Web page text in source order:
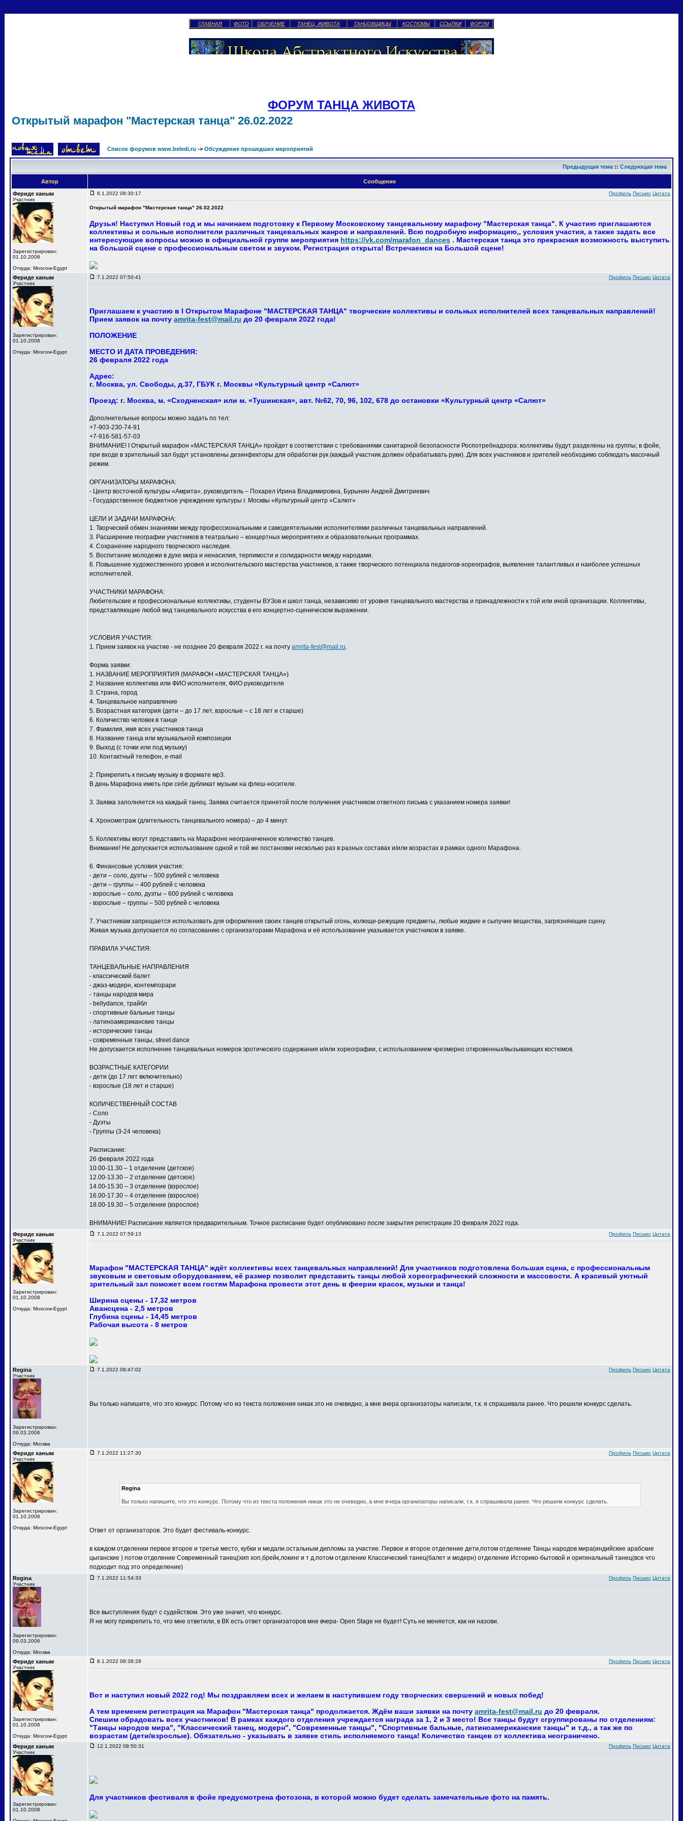
ГЛАВНАЯ ФОТО ОБУЧЕНИЕ ТАНЕЦ ЖИВОТА ТАНЦОВЩИЦЫ КОСТЮМЫ ССЫЛКИ ФОРУМ
ФОРУМ ТАНЦА ЖИВОТА
Открытый марафон "Мастерская танца" 26.02.2022
Список форумов www.beledi.ru -> Обсуждение прошедших мероприятий
Предыдущая тема :: Следующая тема
Автор
Сообщение
Фериде ханым
Участник
Зарегистрирован:
01.10.2008
Откуда: Moscow-Egypt
6.1.2022 08:30:17 Профиль Письмо Цитата
Открытый марафон "Мастерская танца" 26.02.2022
Друзья! Наступил Новый год и мы начинаем подготовку к Первому Московскому танцевальному марафону "Мастерская танца". К участию приглашаются
коллективы и сольные исполнители различных танцевальных жанров и направлений. Всю подробную информацию,, условия участия, а также задать все
интересующие вопросы можно в официальной группе мероприятия https://vk.com/marafon_dances . Мастерская танца это прекрасная возможность выступить
на большой сцене с профессиональным светом и звуком. Регистрация открыта! Встречаемся на Большой сцене!
Фериде ханым
Участник
Зарегистрирован:
01.10.2008
Откуда: Moscow-Egypt
7.1.2022 07:50:41 Профиль Письмо Цитата
Приглашаем к участию в I Открытом Марафоне "МАСТЕРСКАЯ ТАНЦА" творческие коллективы и сольных исполнителей всех танцевальных направлений!
Прием заявок на почту amrita-fest@mail.ru до 20 февраля 2022 года!
ПОЛОЖЕНИЕ
МЕСТО И ДАТА ПРОВЕДЕНИЯ:
26 февраля 2022 года
Адрес:
г. Москва, ул. Свободы, д.37, ГБУК г. Москвы «Культурный центр «Салют»
Проезд: г. Москва, м. «Сходненская» или м. «Тушинская», авт. №62, 70, 96, 102, 678 до остановки «Культурный центр «Салют»
Дополнительные вопросы можно задать по тел:
+7-903-230-74-91
+7-916-581-57-03
ВНИМАНИЕ! I Открытый марафон «МАСТЕРСКАЯ ТАНЦА» пройдет в соответствии с требованиями санитарной безопасности Роспотребнадзора: коллективы будут разделены на группы; в фойе,
при входе в зрительный зал будут установлены дезинфекторы для обработки рук (каждый участник должен обрабатывать руки). Для всех участников и зрителей необходимо соблюдать масочный
режим.
ОРГАНИЗАТОРЫ МАРАФОНА:
- Центр восточной культуры «Амрита», руководитель – Похарел Ирина Владимировна, Бурынин Андрей Дмитриевич
- Государственное бюджетное учреждение культуры г. Москвы «Культурный центр «Салют»
ЦЕЛИ И ЗАДАЧИ МАРАФОНА:
1. Творческий обмен знаниями между профессиональными и самодеятельными исполнителями различных танцевальных направлений.
3. Расширение географии участников в театрально – концертных мероприятиях и образовательных программах.
4. Сохранение народного творческого наследия.
5. Воспитание молодежи в духе мира и ненасилия, терпимости и солидарности между народами.
6. Повышение художественного уровня и исполнительского мастерства участников, а также творческого потенциала педагогов-хореографов, выявление талантливых и наиболее успешных
исполнителей.
УЧАСТНИКИ МАРАФОНА:
Любительские и профессиональные коллективы, студенты ВУЗов и школ танца, независимо от уровня танцевального мастерства и принадлежности к той или иной организации. Коллективы,
представляющие любой вид танцевального искусства в его концертно-сценическом выражении.
УСЛОВИЯ УЧАСТИЯ:
1. Прием заявок на участие - не позднее 20 февраля 2022 г. на почту amrita-fest@mail.ru.
Форма заявки:
1. НАЗВАНИЕ МЕРОПРИЯТИЯ (МАРАФОН «МАСТЕРСКАЯ ТАНЦА»)
2. Название коллектива или ФИО исполнителя, ФИО руководителя
3. Страна, город
4. Танцевальное направление
5. Возрастная категория (дети – до 17 лет, взрослые – с 18 лет и старше)
6. Количество человек в танце
7. Фамилия, имя всех участников танца
8. Название танца или музыкальной композиции
9. Выход (с точки или под музыку)
10. Контактный телефон, e-mail
2. Прикрепить к письму музыку в формате мр3.
В день Марафона иметь при себе дубликат музыки на флеш-носителе.
3. Заявка заполняется на каждый танец. Заявка считается принятой после получения участником ответного письма с указанием номера заявки!
4. Хронометраж (длительность танцевального номера) – до 4 минут.
5. Коллективы могут представить на Марафоне неограниченное количество танцев.
Внимание! Не допускается использование одной и той же постановки несколько раз в разных составах и/или возрастах в рамках одного Марафона.
6. Финансовые условия участия:
- дети – соло, дуэты – 500 рублей с человека
- дети – группы – 400 рублей с человека
- взрослые – соло, дуэты – 600 рублей с человека
- взрослые – группы – 500 рублей с человека
7. Участникам запрещается использовать для оформления своих танцев открытый огонь, колюще-режущие предметы, любые жидкие и сыпучие вещества, загрязняющие сцену.
Живая музыка допускается по согласованию с организаторами Марафона и её использование указывается участником в заявке.
ПРАВИЛА УЧАСТИЯ:
ТАНЦЕВАЛЬНЫЕ НАПРАВЛЕНИЯ
- классический балет
- джаз-модерн, контемпорари
- танцы народов мира
- bellydance, трайбл
- спортивные бальные танцы
- латиноамериканские танцы
- исторические танцы
- современные танцы, street dance
Не допускается исполнение танцевальных номеров эротического содержания и/или хореографии, с использованием чрезмерно откровенных/вызывающих костюмов.
ВОЗРАСТНЫЕ КАТЕГОРИИ
- дети (до 17 лет включительно)
- взрослые (18 лет и старше)
КОЛИЧЕСТВЕННЫЙ СОСТАВ
- Соло
- Дуэты
- Группы (3-24 человека)
Расписание:
26 февраля 2022 года
10.00-11.30 – 1 отделение (детское)
12.00-13.30 – 2 отделение (детское)
14.00-15.30 – 3 отделение (взрослое)
16.00-17.30 – 4 отделение (взрослое)
18.00-19.30 – 5 отделение (взрослое)
ВНИМАНИЕ! Расписание является предварительным. Точное расписание будет опубликовано после закрытия регистрации 20 февраля 2022 года.
Фериде ханым
Участник
Зарегистрирован:
01.10.2008
Откуда: Moscow-Egypt
7.1.2022 07:59:13 Профиль Письмо Цитата
Марафон "МАСТЕРСКАЯ ТАНЦА'' ждёт коллективы всех танцевальных направлений! Для участников подготовлена большая сцена, с профессиональным
звуковым и световым оборудованием, её размер позволит представить танцы любой хореографический сложности и массовости. А красивый уютный
зрительный зал поможет всем гостям Марафона провести этот день в феерии красок, музыки и танца!
Ширина сцены - 17,32 метров
Авансцена - 2,5 метров
Глубина сцены - 14,45 метров
Рабочая высота - 8 метров
Regina
Участник
Зарегистрирован:
09.03.2006
Откуда: Москва
7.1.2022 08:47:02 Профиль Письмо Цитата
Вы только напишите, что это конкурс. Потому что из текста положения никак это не очевидно, а мне вчера организаторы написали, т.к. я спрашивала ранее. Что решили конкурс сделать.
Фериде ханым
Участник
Зарегистрирован:
01.10.2008
Откуда: Moscow-Egypt
7.1.2022 11:27:30 Профиль Письмо Цитата
Regina
Вы только напишите, что это конкурс. Потому что из текста положения никак это не очевидно, а мне вчера организаторы написали, т.к. я спрашивала ранее. Что решили конкурс сделать.
Ответ от организаторов. Это будет фестиваль-конкурс.
в каждом отделении первое второе и третье место, кубки и медали.остальным дипломы за участие. Первое и второе отделение дети,потом отделение Танцы народов мира(индийские арабские
цыганские ) потом отделение Современный танец(хип хоп,брейк,локинг и т д,потом отделение Классический танец(балет и модерн) отделение Историко-бытовой и оригинальный танец(все что
подходит под это определение)
Regina
Участник
Зарегистрирован:
09.03.2006
Откуда: Москва
7.1.2022 11:54:33 Профиль Письмо Цитата
Все выступления будут с судейством. Это уже значит, что конкурс.
Я не могу прикрепить то, что мне ответили, в ВК есть ответ организаторов мне вчера- Open Stage не будет! Суть не меняется, как ни назови.
Фериде ханым
Участник
Зарегистрирован:
01.10.2008
Откуда: Moscow-Egypt
8.1.2022 08:38:28 Профиль Письмо Цитата
Вот и наступил новый 2022 год! Мы поздравляем всех и желаем в наступившем году творческих свершений и новых побед!
А тем временем регистрация на Марафон "Мастерская танца" продолжается. Ждём ваши заявки на почту amrita-fest@mail.ru до 20 февраля.
Спешим обрадовать всех участников! В рамках каждого отделения учреждается награда за 1, 2 и 3 место! Все танцы будут сгруппированы по отделениям:
"Танцы народов мира", "Классический танец, модерн", "Современные танцы", "Спортивные бальные, латиноамериканские танцы" и т.д., а так же по
возрастам (дети/взрослые). Обязательно - указывать в заявке стиль исполняемого танца! Количество танцев от коллектива неограничено.
Фериде ханым
Участник
Зарегистрирован:
01.10.2008
12.1.2022 08:50:31 Профиль Письмо Цитата
Для участников фестиваля в фойе предусмотрена фотозона, в которой можно будет сделать замечательные фото на память.